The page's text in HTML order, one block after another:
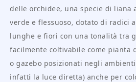
delle orchidee, una specie di liana
verde e flessuoso, dotato di radici
lunghe e fiori con una tonalità tra
facilmente coltivabile come pianta
o gazebo posizionati negli
infatti la luce diretta) anche per